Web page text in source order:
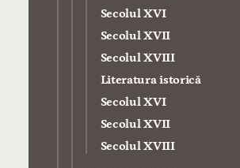
Secolul XVI
Secolul XVII
Secolul XVIII
Literatura istorică
Secolul XVI
Secolul XVII
Secolul XVIII